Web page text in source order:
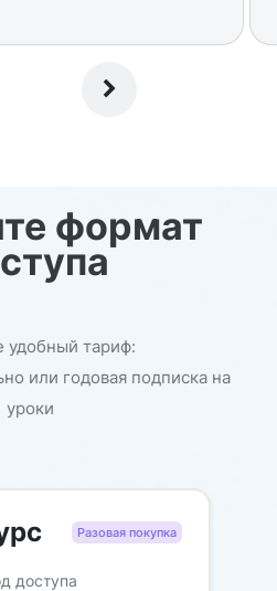
формат
удобный тариф:
или годовая подписка на
уроки
Разовая покупка
доступа